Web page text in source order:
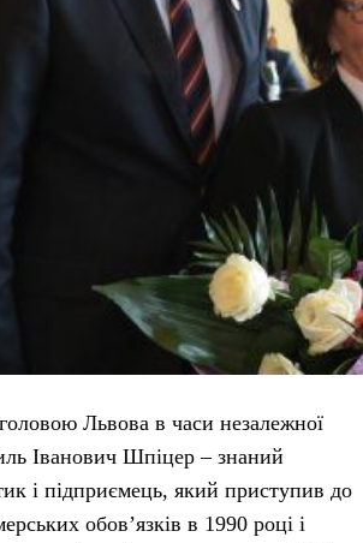
Львова в часи незалежної
Іванович Шпіцер – знаний
і підприємець, який приступив до
обов’язків в 1990 році і